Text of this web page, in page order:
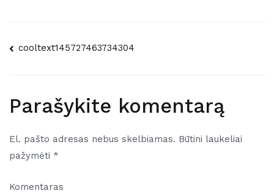
Navigacija
įrašų
cooltext145727463734304
Parašykite komentarą
El. pašto adresas nebus skelbiamas. Būtini laukeliai
pažymėti *
Komentaras